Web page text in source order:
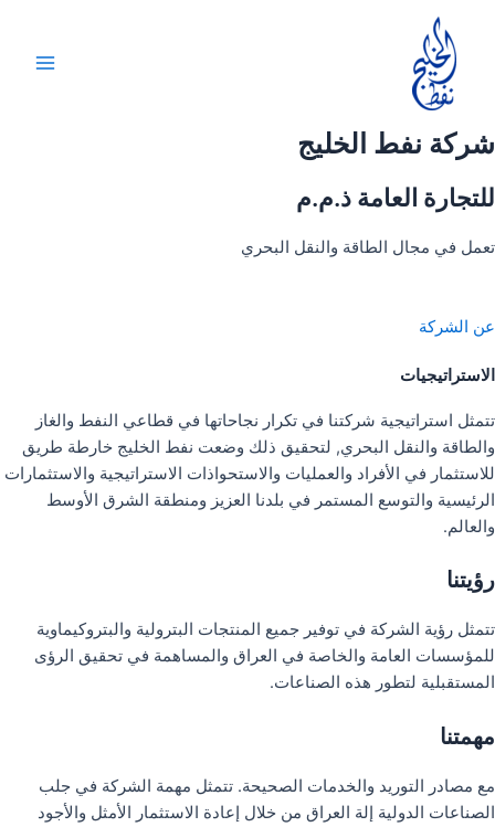
المحتوى
شركة نفط الخليج
للتجارة العامة ذ.م.م
تعمل في مجال الطاقة والنقل البحري
عن الشركة
الاستراتيجيات
تتمثل استراتيجية شركتنا في تكرار نجاحاتها في قطاعي النفط والغاز
والطاقة والنقل البحري, لتحقيق ذلك وضعت نفط الخليج خارطة طريق
للاستثمار في الأفراد والعمليات والاستحواذات الاستراتيجية والاستثمارات
الرئيسية والتوسع المستمر في بلدنا العزيز ومنطقة الشرق الأوسط
والعالم.
رؤيتنا
تتمثل رؤية الشركة في توفير جميع المنتجات البترولية والبتروكيماوية
للمؤسسات العامة والخاصة في العراق والمساهمة في تحقيق الرؤى
المستقبلية لتطور هذه الصناعات.
مهمتنا
مع مصادر التوريد والخدمات الصحيحة. تتمثل مهمة الشركة في جلب
الصناعات الدولية إلة العراق من خلال إعادة الاستثمار الأمثل والأجود